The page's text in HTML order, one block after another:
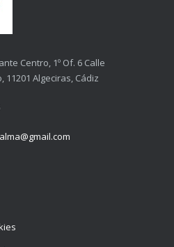
Centro, 1º Of. 6 Calle
11201 Algeciras, Cádiz